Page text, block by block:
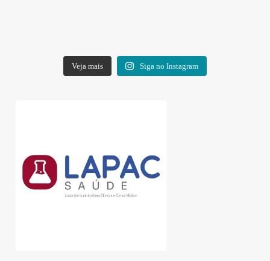
Veja mais Siga no Instagram